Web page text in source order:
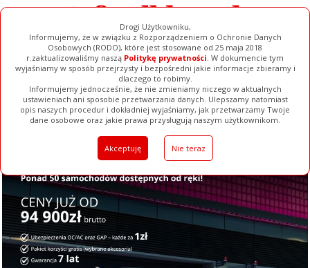
Drogi Użytkowniku,
Informujemy, że w związku z Rozporządzeniem o Ochronie Danych
Osobowych (RODO), które jest stosowane od 25 maja 2018
r.zaktualizowaliśmy naszą Politykę prywatności. W dokumencie tym
wyjaśniamy w sposób przejrzysty i bezpośredni jakie informacje zbieramy i
dlaczego to robimy.
Informujemy jednocześnie, że nie zmieniamy niczego w aktualnych
ustawieniach ani sposobie przetwarzania danych. Ulepszamy natomiast
opis naszych procedur i dokładniej wyjaśniamy, jak przetwarzamy Twoje
dane osobowe oraz jakie prawa przysługują naszym użytkownikom.
Akceptuję Nie teraz
Ogłoszenia Filmy Galerie Baza Firm Pełna Wersja